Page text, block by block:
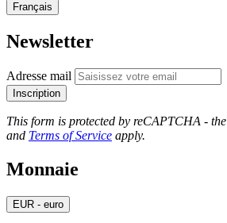
Français
Newsletter
Adresse mail
Inscription
This form is protected by reCAPTCHA - the
and Terms of Service apply.
Monnaie
EUR - euro